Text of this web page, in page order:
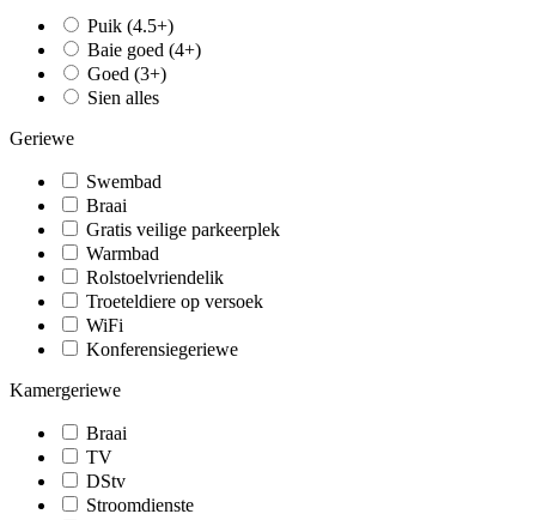
Puik (4.5+)
Baie goed (4+)
Goed (3+)
Sien alles
Geriewe
Swembad
Braai
Gratis veilige parkeerplek
Warmbad
Rolstoelvriendelik
Troeteldiere op versoek
WiFi
Konferensiegeriewe
Kamergeriewe
Braai
TV
DStv
Stroomdienste